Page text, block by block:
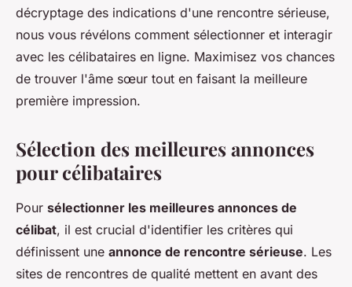
Alice•17 mai 2024 •3 min de lecture
décryptage des indications d'une rencontre sérieuse,
nous vous révélons comment sélectionner et interagir
avec les célibataires en ligne. Maximisez vos chances
de trouver l'âme sœur tout en faisant la meilleure
première impression.
Sélection des meilleures annonces
pour célibataires
Pour sélectionner les meilleures annonces de
célibat, il est crucial d'identifier les critères qui
définissent une annonce de rencontre sérieuse. Les
sites de rencontres de qualité mettent en avant des